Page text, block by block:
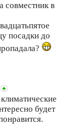
совместник в
посадки до
будет